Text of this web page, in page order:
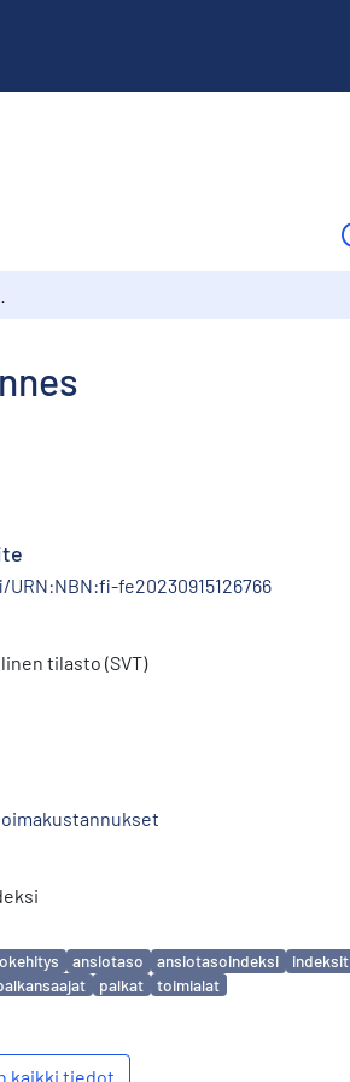
fe20230915126766
tilasto (SVT)
ansiotaso ansiotasoindeksi indeksit
palkat toimialat
kaikki tiedot